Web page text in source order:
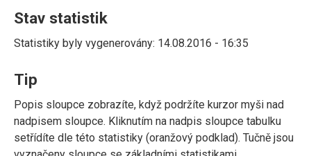
Stav statistik
Statistiky byly vygenerovány: 14.08.2016 - 16:35
Tip
Popis sloupce zobrazíte, když podržíte kurzor myši nad
nadpisem sloupce. Kliknutím na nadpis sloupce tabulku
setřídíte dle této statistiky (oranžový podklad). Tučně jsou